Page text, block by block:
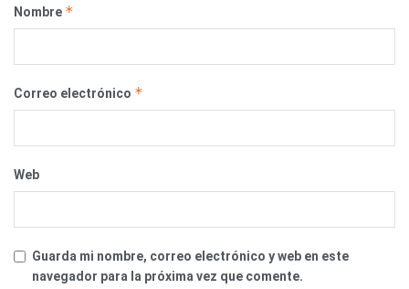
Nombre *
Correo electrónico *
Web
Guarda mi nombre, correo electrónico y web en este
navegador para la próxima vez que comente.